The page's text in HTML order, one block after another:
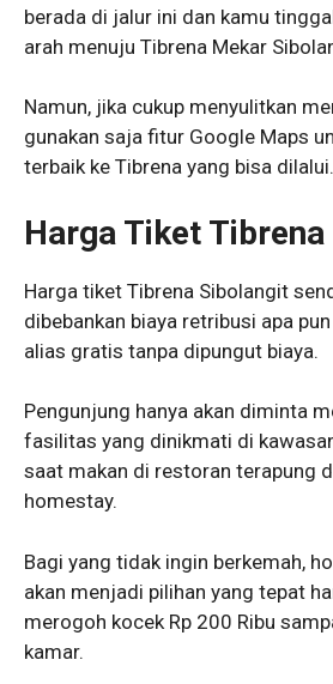
berada di jalur ini dan kamu
arah menuju Tibrena Mekar
Namun, jika cukup menyulitkan
gunakan saja fitur Google Maps
terbaik ke Tibrena yang bisa dilalui.
Harga Tiket
Harga tiket Tibrena Sibolangit
dibebankan biaya retribusi apa
alias gratis tanpa dipungut biaya.
Pengunjung hanya akan diminta
fasilitas yang dinikmati di
saat makan di restoran terapung
homestay.
Bagi yang tidak ingin berkemah,
akan menjadi pilihan yang tepat
merogoh kocek Rp 200 Ribu
kamar.